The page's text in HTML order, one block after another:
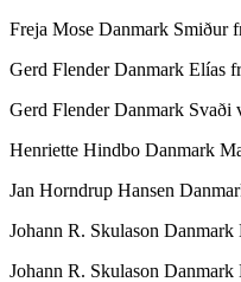
Freja Mose Danmark Smiður
Gerd Flender Danmark Elías
Gerd Flender Danmark Svaði
Henriette Hindbo Danmark
Jan Horndrup Hansen
Johann R. Skulason Danmark
Johann R. Skulason Danmark